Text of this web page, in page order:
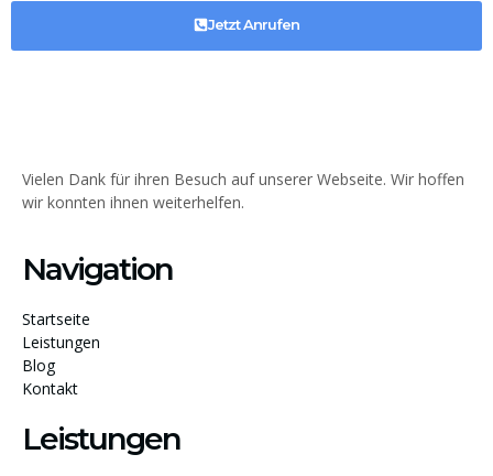
Jetzt Anrufen
Vielen Dank für ihren Besuch auf unserer Webseite. Wir hoffen
wir konnten ihnen weiterhelfen.
Navigation
Startseite
Leistungen
Blog
Kontakt
Leistungen